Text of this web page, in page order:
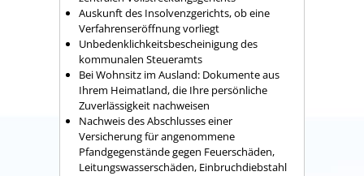
Auskunft des Insolvenzgerichts, ob eine
Verfahrenseröffnung vorliegt
Unbedenklichkeitsbescheinigung des
kommunalen Steueramts
Bei Wohnsitz im Ausland: Dokumente aus
Ihrem Heimatland, die Ihre persönliche
Zuverlässigkeit nachweisen
Nachweis des Abschlusses einer
Versicherung für angenommene
Pfandgegenstände gegen Feuerschäden,
Leitungswasserschäden, Einbruchdiebstahl